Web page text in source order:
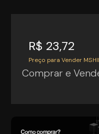
R$ 23,72
Preço para Vender
Comprar e